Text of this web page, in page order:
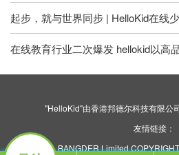
起步，就与世界同步 | HelloKid在线
在线教育行业二次爆发 hellokid以高
"HelloKid"由香港邦德尔科技有限公
友情链接：
BANGDER Limited